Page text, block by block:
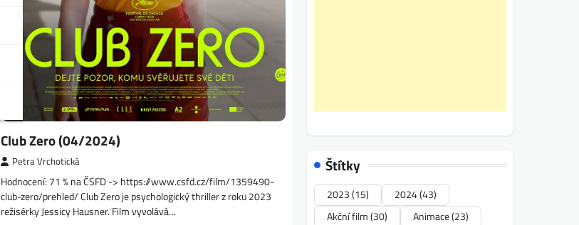
Club Zero (04/2024)
Petra Vrchotická
Hodnocení: 71 % na ČSFD -> https://www.csfd.cz/film/1359490-
club-zero/prehled/ Club Zero je psychologický thriller z roku 2023
režisérky Jessicy Hausner. Film vyvolává…
Štítky
2023(15) 2024(43)
Akční film(30) Animace(23)